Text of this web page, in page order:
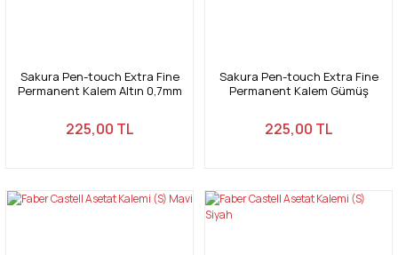
Sakura Pen-touch Extra Fine
Permanent Kalem Altın 0,7mm
225,00 TL
Sakura Pen-touch Extra Fine
Permanent Kalem Gümüş
225,00 TL